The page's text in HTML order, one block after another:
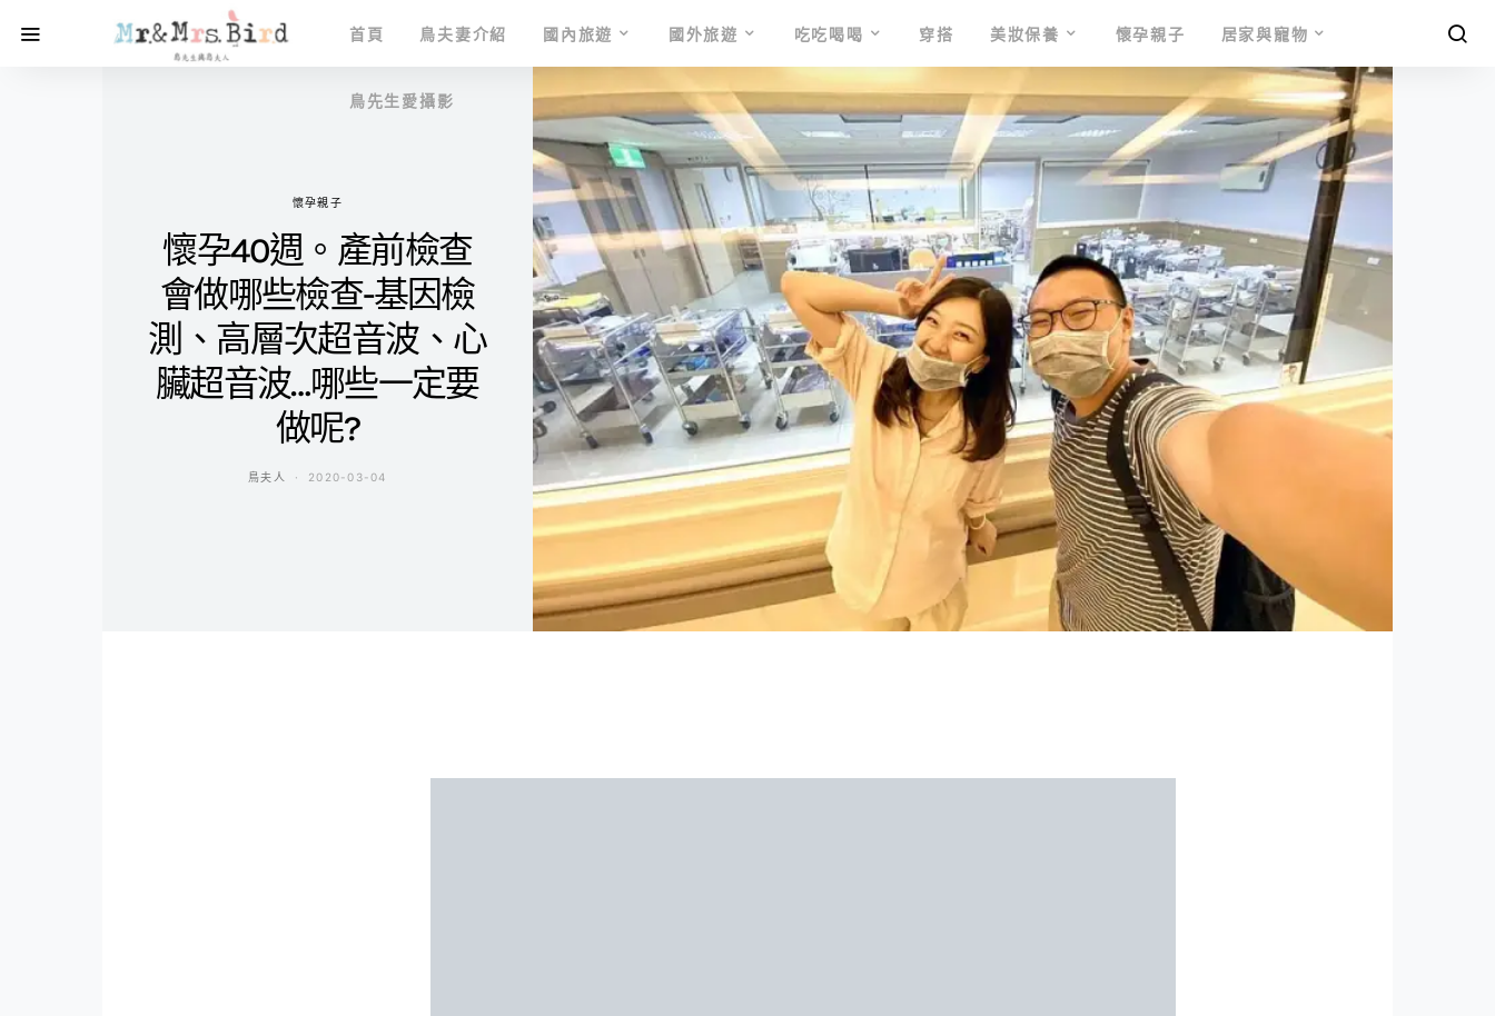
首頁 鳥夫妻介紹 國內旅遊 國外旅遊 吃吃喝喝 穿搭 美妝保養 懷孕親子 居家與寵物
鳥先生愛攝影
懷孕親子
懷孕40週。產前檢查
會做哪些檢查-基因檢
測、高層次超音波、心
臟超音波…哪些一定要
做呢?
鳥夫人 2020-03-04